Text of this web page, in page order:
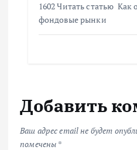
1602 Читать статью Как
фондовые рынки
Добавить
Ваш адрес email не будет
помечены *